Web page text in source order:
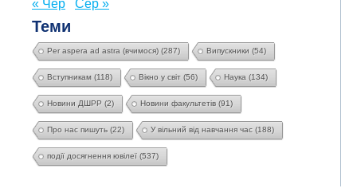
« Чер
Сер »
Теми
Per aspera ad astra (вчимося) (287) Випускники (54)
Вступникам (118) Вікно у світ (56) Наука (134)
Новини ДШРР (2) Новини факультетів (91)
Про нас пишуть (22) У вільний від навчання час (188)
події досягнення ювілеї (537)